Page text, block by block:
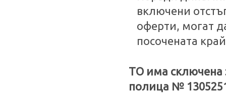
включени
оферти, могат
посочената
ТO има сключена
полица №